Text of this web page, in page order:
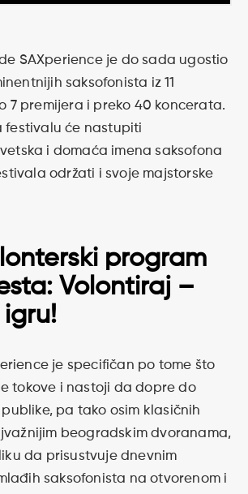
SAXperience je do sada ugostio
saksofonista iz 11
7 premijera i preko 40 koncerata.
festivalu će nastupiti
i domaća imena saksofona
održati i svoje majstorske
program
Volontiraj –
je specifičan po tome što
tokove i nastoji da dopre do
pa tako osim klasičnih
beogradskim dvoranama,
da prisustvuje dnevnim
saksofonista na otvorenom i